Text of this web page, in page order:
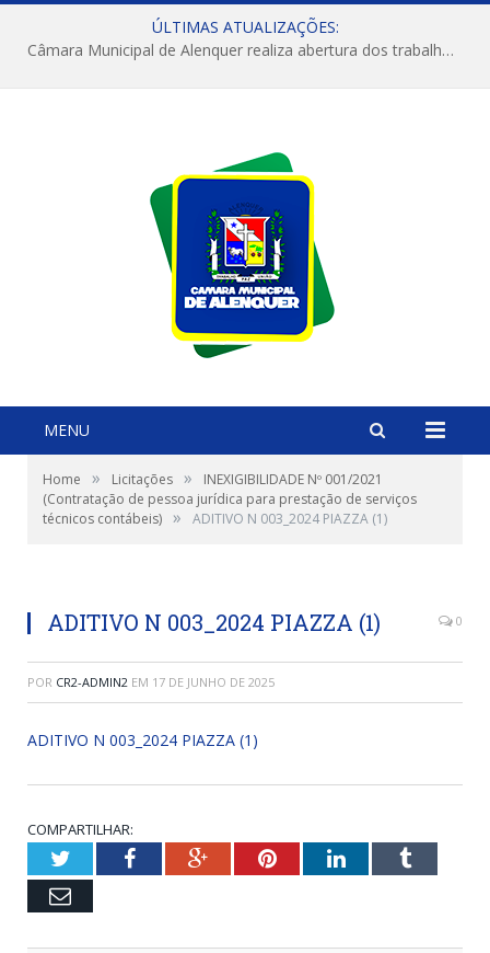
ÚLTIMAS ATUALIZAÇÕES:
Câmara Municipal de Alenquer realiza abertura dos trabalhos do 4º Período Legislativo
MENU
Home » Licitações »
INEXIGIBILIDADE Nº 001/2021
(Contratação de pessoa jurídica para prestação de serviços
técnicos contábeis) » ADITIVO N 003_2024 PIAZZA (1)
ADITIVO N 003_2024 PIAZZA (1) 0
POR CR2-ADMIN2 EM 17 DE JUNHO DE 2025
ADITIVO N 003_2024 PIAZZA (1)
COMPARTILHAR:
TwitterFacebookGoogle+PinterestLinkedInTumblr
Email